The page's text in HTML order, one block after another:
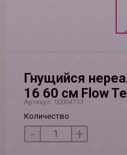
Гнущийся
16 60 см Flow
Артикул: 00004733
Количество
- +